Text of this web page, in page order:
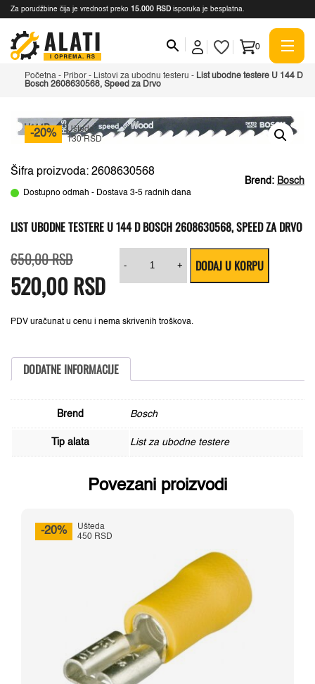
Za porudžbine čija je vrednost preko 15.000 RSD isporuka je besplatna.
0
Početna - Pribor - Listovi za ubodnu testeru - List ubodne testere U 144 D
Bosch 2608630568, Speed za Drvo
-20%
Ušteda
130 RSD
Brend: Bosch
Šifra proizvoda: 2608630568
Dostupno odmah - Dostava 3-5 radnih dana
LIST UBODNE TESTERE U 144 D BOSCH 2608630568, SPEED ZA DRVO
650,00RSDcena
je
bila:
650,00 RSD.
520,00 RSD
cena
je:
520,00 RSD.
PDV uračunat u cenu i nema skrivenih troškova.
-
ubodne
U
Bosch
+ DODAJ U KORPU
DODATNE INFORMACIJE
Brend Bosch
Tip alata List za ubodne testere
Povezani proizvodi
-20%
Ušteda
450 RSD